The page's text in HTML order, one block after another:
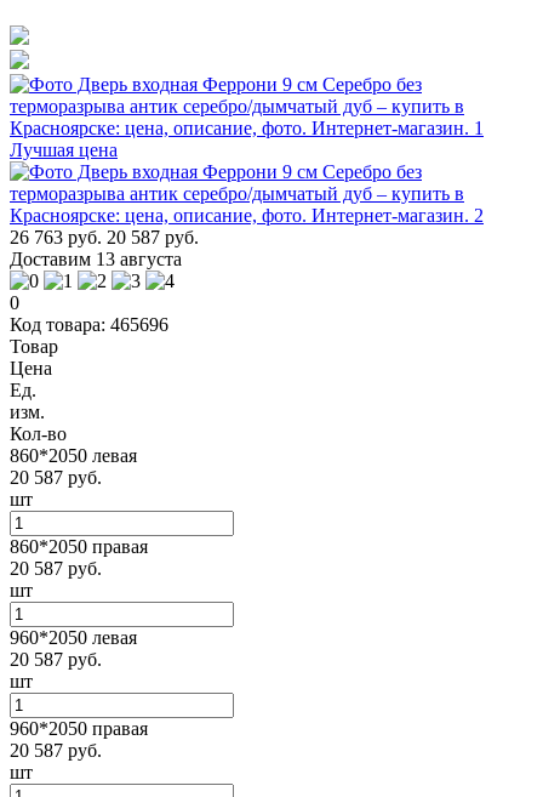
Лучшая цена
26 763 руб. 20 587 руб.
Доставим 13 августа
0
Код товара: 465696
Товар
Цена
Ед.
изм.
Кол-во
860*2050 левая
20 587 руб.
шт
860*2050 правая
20 587 руб.
шт
960*2050 левая
20 587 руб.
шт
960*2050 правая
20 587 руб.
шт